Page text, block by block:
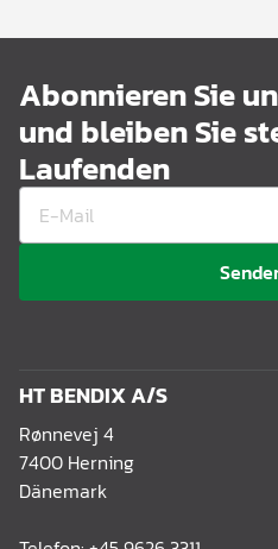
Abonnieren Sie
und bleiben Sie
Laufenden
HT BENDIX A/S
Rønnevej 4
7400 Herning
Dänemark